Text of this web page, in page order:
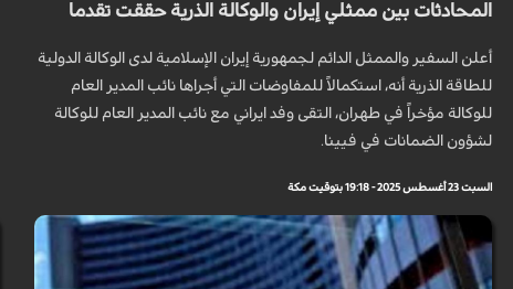
المحادثات بين ممثلي إيران والوكالة الذرية حققت تقدما
أعلن السفير والممثل الدائم لجمهورية إيران الإسلامية لدى الوكالة الدولية
للطاقة الذرية أنه، استكمالاً للمفاوضات التي أجراها نائب المدير العام
للوكالة مؤخراً في طهران، التقى وفد ايراني مع نائب المدير العام للوكالة
لشؤون الضمانات في فيينا.
السبت 23 أغسطس 2025 - 19:18 بتوقيت مكة